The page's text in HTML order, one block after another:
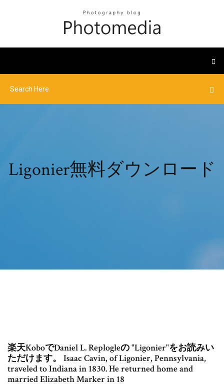
Ligonier無料ダウンロード
楽天KoboでDaniel L. Replogleの "Ligonier"をお読みい
ただけます。 Isaac Cavin, of Ligonier, Pennsylvania,
traveled to Indiana in 1830. He returned home and
married Elizabeth Marker in 18